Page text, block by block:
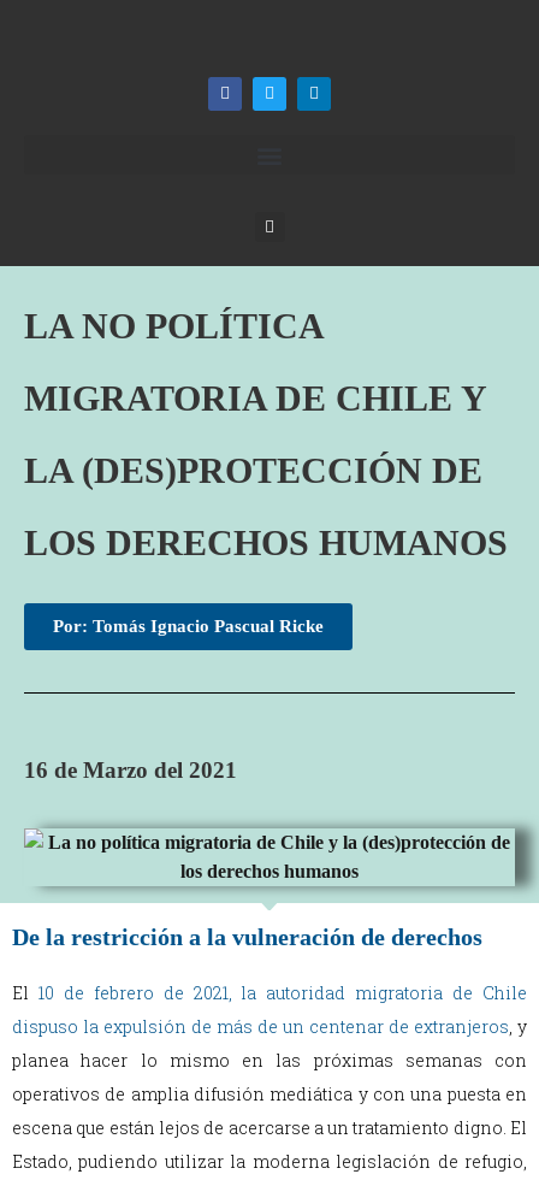
LA NO POLÍTICA
MIGRATORIA DE CHILE Y
LA (DES)PROTECCIÓN DE
LOS DERECHOS HUMANOS
Por: Tomás Ignacio Pascual Ricke
16 de Marzo del 2021
De la restricción a la vulneración de derechos
El 10 de febrero de 2021, la autoridad migratoria de Chile
dispuso la expulsión de más de un centenar de extranjeros, y
planea hacer lo mismo en las próximas semanas con
operativos de amplia difusión mediática y con una puesta en
escena que están lejos de acercarse a un tratamiento digno. El
Estado, pudiendo utilizar la moderna legislación de refugio,